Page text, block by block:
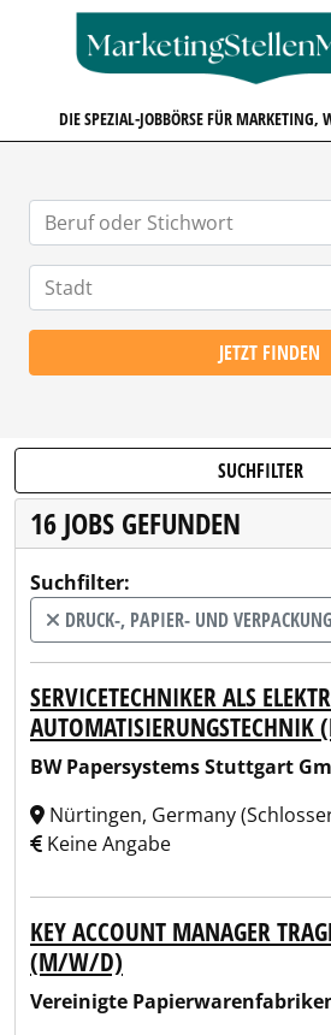
DIE SPEZIAL-JOBBÖRSE FÜR
JETZT FINDEN
SUCHFILTER
16 JOBS GEFUNDEN
Suchfilter:
DRUCK-, PAPIER- UND
SERVICETECHNIKER ALS
BW Papersystems Stuttgart
Nürtingen, Germany
Keine Angabe
KEY ACCOUNT MANAGER
(M/W/D)
Vereinigte